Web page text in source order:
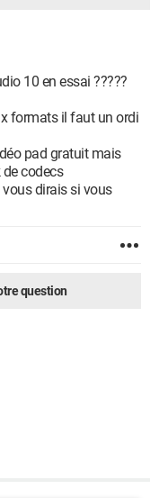
10 en essai ?????
formats il faut un ordi
pad gratuit mais
codecs
dirais si vous
question